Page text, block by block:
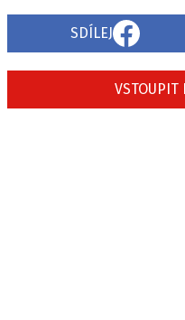
SDÍLEJ
VSTOUPIT